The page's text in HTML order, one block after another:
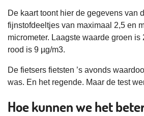
De kaart toont hier de gegevens van
fijnstofdeeltjes van maximaal 2,5 en
micrometer. Laagste waarde groen
rood is 9 µg/m3.
De fietsers fietsten ’s avonds
was. En het regende. Maar de test
Hoe kunnen we het